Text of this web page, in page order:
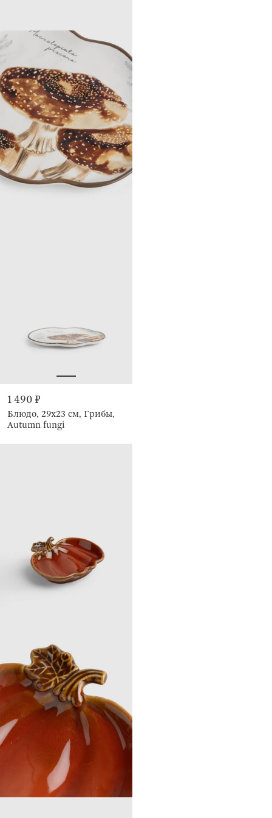
1 490 ₽
Блюдо, 29х23 см, Грибы,
Autumn fungi